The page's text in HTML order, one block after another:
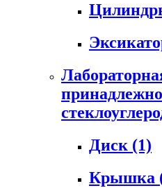
Диск (1)
Крышка